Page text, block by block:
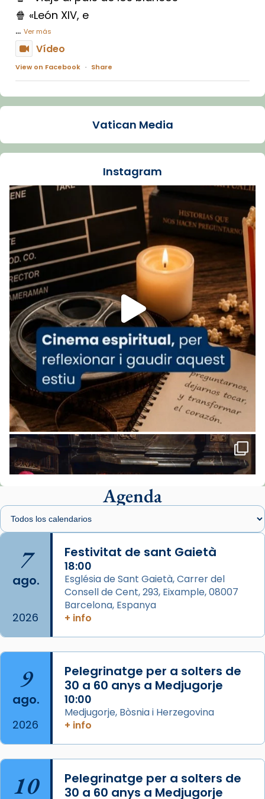
🍿 «León XIV, e
... Ver más
Vídeo
View on Facebook · Share
Arquebisbat de Barcelona
La Carmina va patir depressió. Fa gairebé
dos mesos, a l'Estadi Lluís Companys, la
Recupera l'entrevista comp
Vatican
tican News 👇
www.vaticannews.va/es/iglesia/news/2026-
07/carmina-historia-depresion-papa-viaje-
espana-testimoni...
Foto
View on Facebook · Share
Arquebisbat de Barcelona
1 week ago
«Avui les santes Juliana i Semproniana ens
ajuden a alçar la mirada»
Mons. Sergi Gordo, bisbe de Tortosa, ha
presidit aquest 27 de juliol la missa de Les
Santes de Mataró.
🔗tinyurl.com/cvu5jmbk
📸 J. Merino
is at Catedral
de Barcelona.
2 weeks ago
Aquest dilluns, 27 de juliol, ha tingut lloc la
missa d’acció de gràcies en agraïment al
comitè organitzador de la visita apostòlica
L’arquebisbe de Barcelona, el cardenal Joan
Josep Omella, ha presidit la missa i l’ha
concelebrat el bisbe auxiliar de Barcelona,
Mons. David Abadías.
📸 Dr. G. Simón
Foto
Vatican Media
Instagram
Agenda
7
ago.
2026
Festivitat de sant Gaietà
18:00
Església de Sant Gaietà, Carrer del
Consell de Cent, 293, Eixample, 08007
Barcelona, Espanya
+ info
9
ago.
2026
Pelegrinatge per a solters de
30 a 60 anys a Medjugorje
10:00
Medjugorje, Bòsnia i Herzegovina
+ info
10
Pelegrinatge per a solters de
30 a 60 anys a Medjugorje